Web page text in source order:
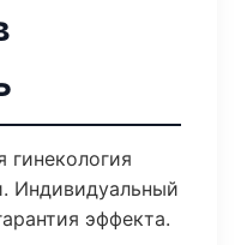
гинекология
Индивидуальный
эффекта.